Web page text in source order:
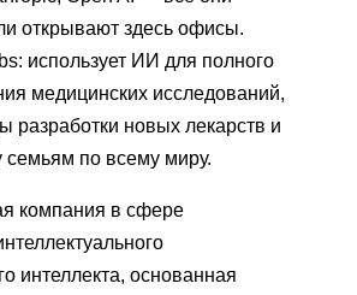
открывают здесь офисы.
использует ИИ для полного
медицинских исследований,
разработки новых лекарств и
семьям по всему миру.
компания в сфере
интеллекта, основанная